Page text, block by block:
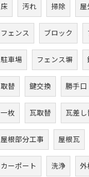
床 汚れ 掃除 屋
フェンス ブロック
駐車場 フェンス塀
取替 鍵交換 勝手口
一枚 瓦取替 瓦差し
屋根部分工事 屋根瓦
カーポート 洗浄 外